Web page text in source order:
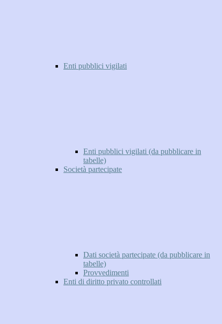
Enti pubblici vigilati
Enti pubblici vigilati (da pubblicare in
tabelle)
Società partecipate
Dati società partecipate (da pubblicare in
tabelle)
Provvedimenti
Enti di diritto privato controllati